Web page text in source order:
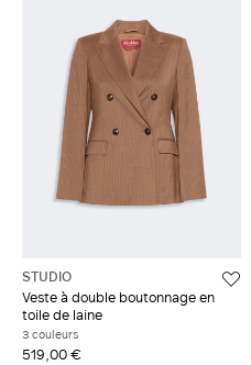
STUDIO
Veste à double boutonnage en
toile de laine
3 couleurs
519,00 €